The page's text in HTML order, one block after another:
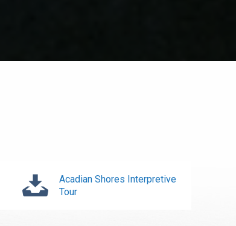
Acadian Shores Interpretive
Tour